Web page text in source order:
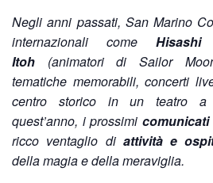
Negli anni passati, San Marino
internazionali come Hisashi
Itoh (animatori di Sailor
tematiche memorabili, concerti
centro storico in un teatro a
quest’anno, i prossimi comunicati
ricco ventaglio di attività e
della magia e della meraviglia.